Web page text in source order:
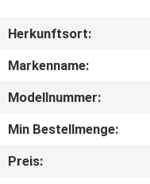
UNS
AUSFLUG
Herkunftsort:
Markenname:
Modellnummer:
Min Bestellmenge:
Preis: